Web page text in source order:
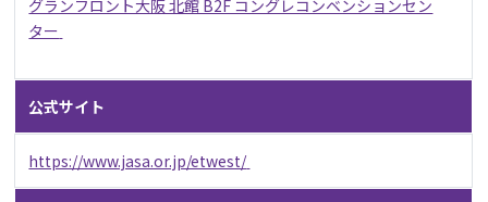
グランフロント大阪 北館 B2F コングレコンベンションセン
ター
公式サイト
https://www.jasa.or.jp/etwest/